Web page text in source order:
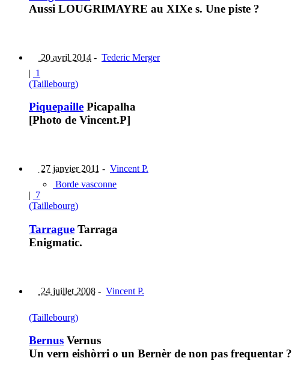
Aussi LOUGRIMAYRE au XIXe s. Une piste ?
20 avril 2014 - Tederic Merger
| 1
(Taillebourg)
Piquepaille Picapalha
[Photo de Vincent.P]
27 janvier 2011 - Vincent P.
Borde vasconne
| 7
(Taillebourg)
Tarrague Tarraga
Enigmatic.
24 juillet 2008 - Vincent P.
(Taillebourg)
Bernus Vernus
Un vern eishòrri o un Bernèr de non pas frequentar ?